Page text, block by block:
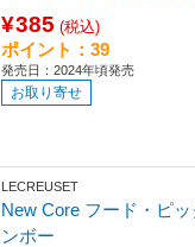
¥385 (税込)
ポイント：39
発売日：2024年頃発売
お取り寄せ
LECREUSET
New Core フード・ピ
ンボー